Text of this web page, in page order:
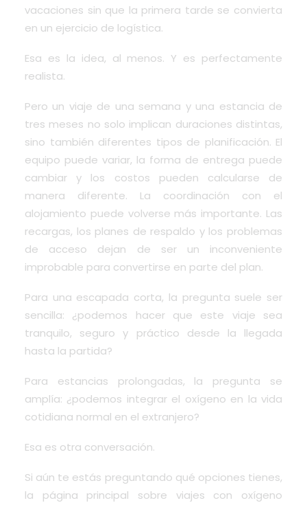
vacaciones sin que la primera tarde se convierta
en un ejercicio de logística.
Esa es la idea, al menos. Y es perfectamente
realista.
Pero un viaje de una semana y una estancia de
tres meses no solo implican duraciones distintas,
sino también diferentes tipos de planificación. El
equipo puede variar, la forma de entrega puede
cambiar y los costos pueden calcularse de
manera diferente. La coordinación con el
alojamiento puede volverse más importante. Las
recargas, los planes de respaldo y los problemas
de acceso dejan de ser un inconveniente
improbable para convertirse en parte del plan.
Para una escapada corta, la pregunta suele ser
sencilla: ¿podemos hacer que este viaje sea
tranquilo, seguro y práctico desde la llegada
hasta la partida?
Para estancias prolongadas, la pregunta se
amplía: ¿podemos integrar el oxígeno en la vida
cotidiana normal en el extranjero?
Esa es otra conversación.
Si aún te estás preguntando qué opciones tienes,
la página principal sobre viajes con oxígeno